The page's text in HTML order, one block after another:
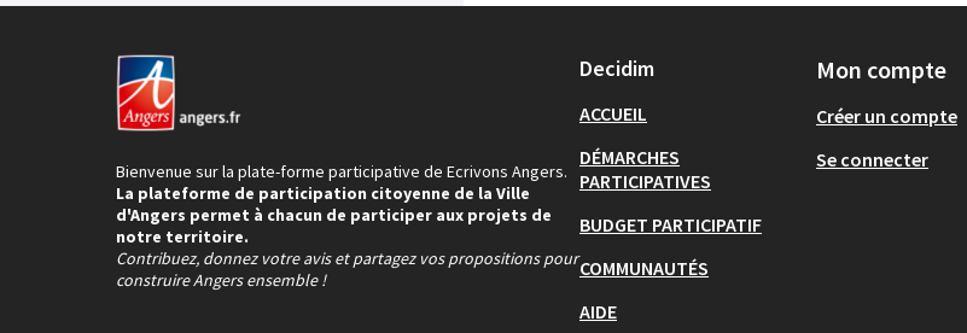
Bienvenue sur la plate-forme participative de Ecrivons Angers.
La plateforme de participation citoyenne de la Ville
d'Angers permet à chacun de participer aux projets de
notre territoire.
Contribuez, donnez votre avis et partagez vos propositions pour
construire Angers ensemble !
Decidim
ACCUEIL
DÉMARCHES
PARTICIPATIVES
BUDGET PARTICIPATIF
COMMUNAUTÉS
AIDE
Mon compte
Créer un compte
Se connecter